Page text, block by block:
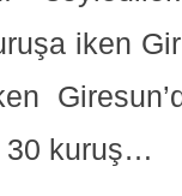
iken
30 kuruş…